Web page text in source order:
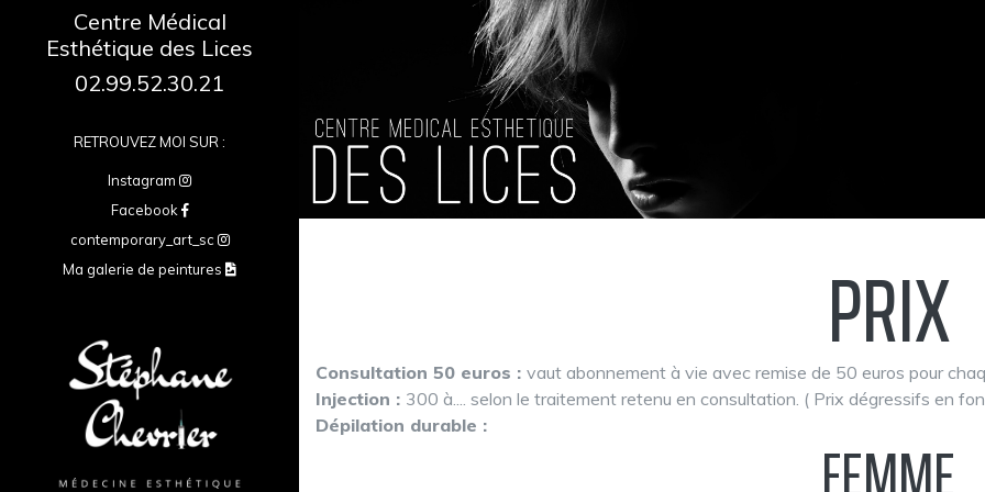
Centre Médical
Esthétique des Lices
02.99.52.30.21
RETROUVEZ MOI SUR :
Instagram
Facebook
contemporary_art_sc
Ma galerie de peintures
PRIX
Consultation 50 euros : vaut abonnement à vie avec remise de 50 euros pour
Injection : 300 à.... selon le traitement retenu en consultation. ( Prix dégressifs en
Dépilation durable :